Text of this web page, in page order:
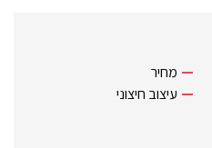
מחיר
עיצוב חיצוני